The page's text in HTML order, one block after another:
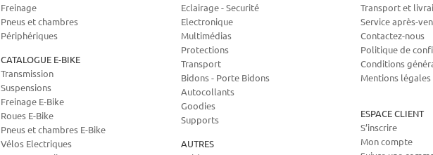
Freinage
Pneus et chambres
Périphériques
CATALOGUE E-BIKE
Transmission
Suspensions
Freinage E-Bike
Roues E-Bike
Pneus et chambres E-Bike
Vélos Electriques
Eclairage - Securité
Electronique
Multimédias
Protections
Transport
Bidons - Porte Bidons
Autocollants
Goodies
Supports
AUTRES
Transport et
Service après-
Contactez-nous
Politique de
Conditions
Mentions légales
ESPACE CLIENT
S’inscrire
Mon compte